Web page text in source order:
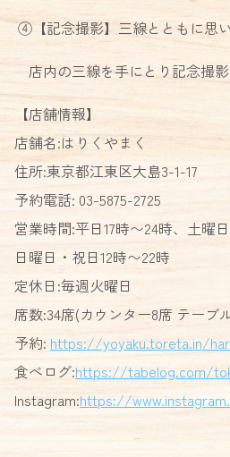
④【記念撮影】三線とともに思い
店内の三線を手にとり記念撮
【店舗情報】
店舗名:はりくやまく
住所:東京都江東区大島3-1-17
予約電話: 03-5875-2725
営業時間:平日17時〜24時、土曜日
日曜日・祝日12時〜22時
定休日:毎週火曜日
席数:34席(カウンター8席 テーブ
予約: https://yoyaku.toreta.in/
食べログ:https://tabelog.com/
Instagram:https://